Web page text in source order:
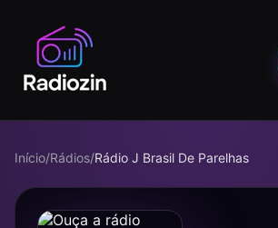
Início/Rádios/Rádio J Brasil De Parelhas